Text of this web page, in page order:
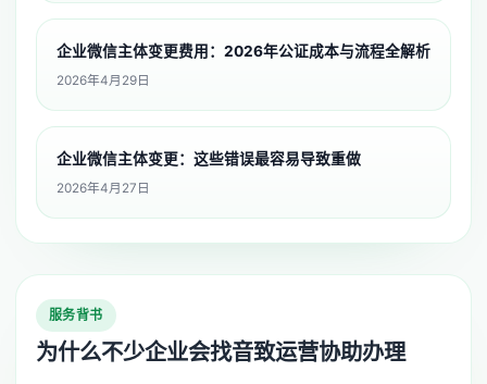
企业微信主体变更费用：2026年公证成本与流程全解析
2026年4月29日
企业微信主体变更：这些错误最容易导致重做
2026年4月27日
服务背书
为什么不少企业会找音致运营协助办理